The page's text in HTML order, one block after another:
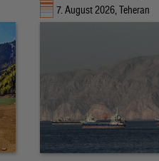
7. August 2026, Teheran